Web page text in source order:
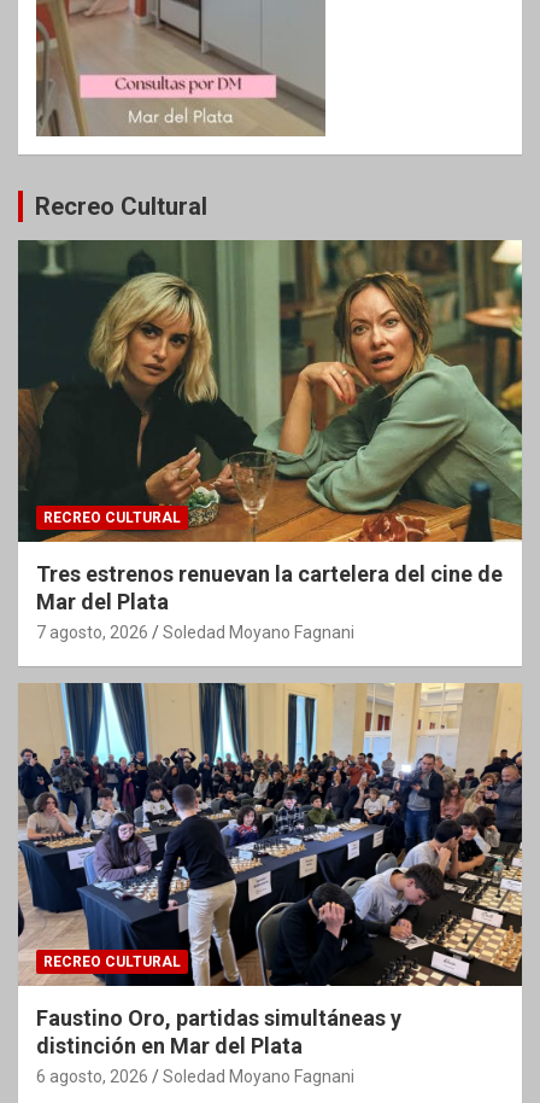
Recreo Cultural
RECREO CULTURAL
Tres estrenos renuevan la cartelera del cine de
Mar del Plata
7 agosto, 2026 Soledad Moyano Fagnani
RECREO CULTURAL
Faustino Oro, partidas simultáneas y
distinción en Mar del Plata
6 agosto, 2026 Soledad Moyano Fagnani